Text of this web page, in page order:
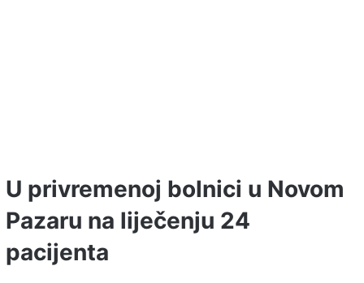
U privremenoj bolnici u Novom
Pazaru na liječenju 24
pacijenta